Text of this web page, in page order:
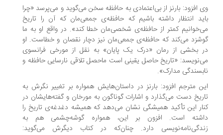
افزود: بارنز از بی‌اعتمادی به حافظه سخن می‌گوید و می‌پرسد «چرا
انتظار داشته باشیم که حافظه‌ی جمعی‌مان که آن را تاریخ
کمتر از حافظه‌ی شخصی‌مان خطا کند». در واقع او به ما
می‌کند که حافظه‌ی جمعی‌مان نیز دچار نقصان و خطاست. او
بخشی از رمان «درک یک پایان» به نقل از مورخی فرانسوی
«تاریخ حاصل یقینی است ماحصل تلاقی نارسایی حافظه و
مدارک».
مترجم افزود: بارنز در داستان‌هایش همواره بر تغییر نگرش به
دست می‌گذارد و اشارات گوناگون به مورخان و گفته‌هایشان در
این تأکید همیشگی نشان می‌دهد که همیشه دغدغه‌ی تاریخ را
است. افزون بر این، همواره گوشه‌چشمی هم به
دارد. چنان‌که در کتاب دیگرش می‌گوید: